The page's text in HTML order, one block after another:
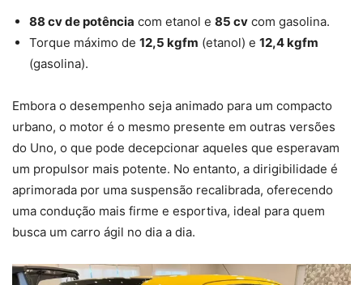
88 cv de potência com etanol e 85 cv com gasolina.
Torque máximo de 12,5 kgfm (etanol) e 12,4 kgfm
(gasolina).
Embora o desempenho seja animado para um compacto
urbano, o motor é o mesmo presente em outras versões
do Uno, o que pode decepcionar aqueles que esperavam
um propulsor mais potente. No entanto, a dirigibilidade é
aprimorada por uma suspensão recalibrada, oferecendo
uma condução mais firme e esportiva, ideal para quem
busca um carro ágil no dia a dia.